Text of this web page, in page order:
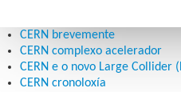
CERN brevemente
CERN complexo acelerador
CERN e o novo Large Collider
CERN cronoloxía